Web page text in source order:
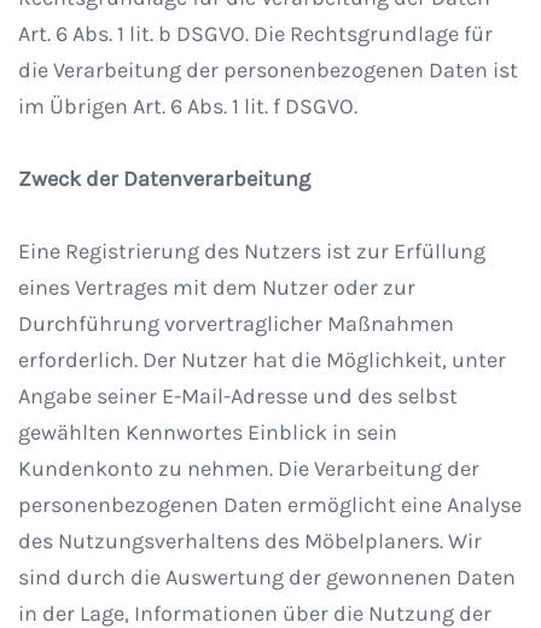
Art. 6 Abs. 1 lit. b DSGVO. Die Rechtsgrundlage für
die Verarbeitung der personenbezogenen Daten ist
im Übrigen Art. 6 Abs. 1 lit. f DSGVO.
Zweck der Datenverarbeitung
Eine Registrierung des Nutzers ist zur Erfüllung
eines Vertrages mit dem Nutzer oder zur
Durchführung vorvertraglicher Maßnahmen
erforderlich. Der Nutzer hat die Möglichkeit, unter
Angabe seiner E-Mail-Adresse und des selbst
gewählten Kennwortes Einblick in sein
Kundenkonto zu nehmen. Die Verarbeitung der
personenbezogenen Daten ermöglicht eine Analyse
des Nutzungsverhaltens des Möbelplaners. Wir
sind durch die Auswertung der gewonnenen Daten
in der Lage, Informationen über die Nutzung der